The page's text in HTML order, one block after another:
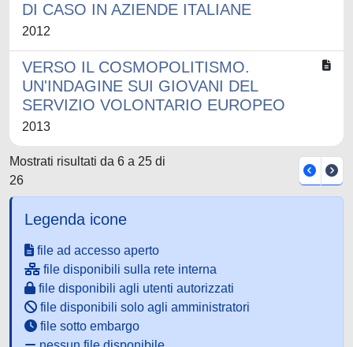
DI CASO IN AZIENDE ITALIANE
2012
VERSO IL COSMOPOLITISMO.
UN'INDAGINE SUI GIOVANI DEL
SERVIZIO VOLONTARIO EUROPEO
2013
Mostrati risultati da 6 a 25 di
26
Legenda icone
file ad accesso aperto
file disponibili sulla rete interna
file disponibili agli utenti autorizzati
file disponibili solo agli amministratori
file sotto embargo